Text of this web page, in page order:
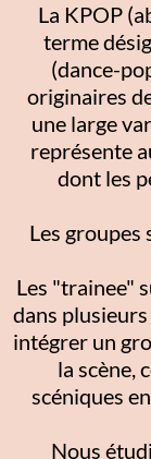
La KPOP
terme
(dance-
originaires
une large
représente
dont les
Les groupes
Les "trainee"
dans
intégrer un
la scène,
scéniques
Nous